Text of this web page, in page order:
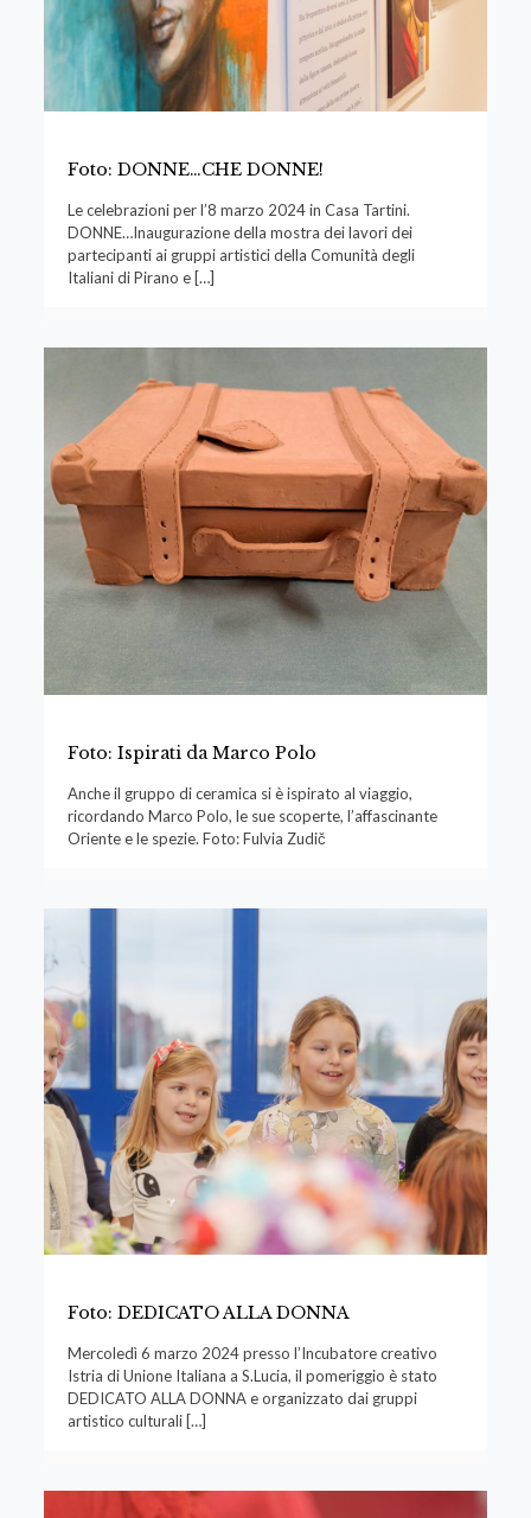
Foto: DONNE…CHE DONNE!
Le celebrazioni per l’8 marzo 2024 in Casa Tartini.
DONNE…Inaugurazione della mostra dei lavori dei
partecipanti ai gruppi artistici della Comunità degli
Italiani di Pirano e[…]
Foto: Ispirati da Marco Polo
Anche il gruppo di ceramica si è ispirato al viaggio,
ricordando Marco Polo, le sue scoperte, l’affascinante
Oriente e le spezie. Foto: Fulvia Zudič
Foto: DEDICATO ALLA DONNA
Mercoledì 6 marzo 2024 presso l’Incubatore creativo
Istria di Unione Italiana a S.Lucia, il pomeriggio è stato
DEDICATO ALLA DONNA e organizzato dai gruppi
artistico culturali[…]